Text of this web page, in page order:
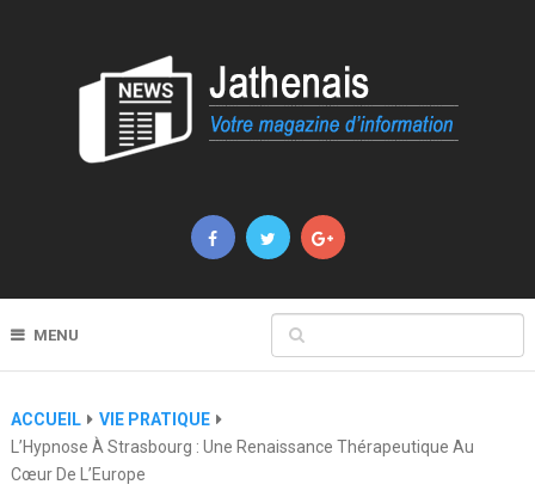
MENU
ACCUEIL
VIE PRATIQUE
L’Hypnose À Strasbourg : Une Renaissance Thérapeutique Au
Cœur De L’Europe